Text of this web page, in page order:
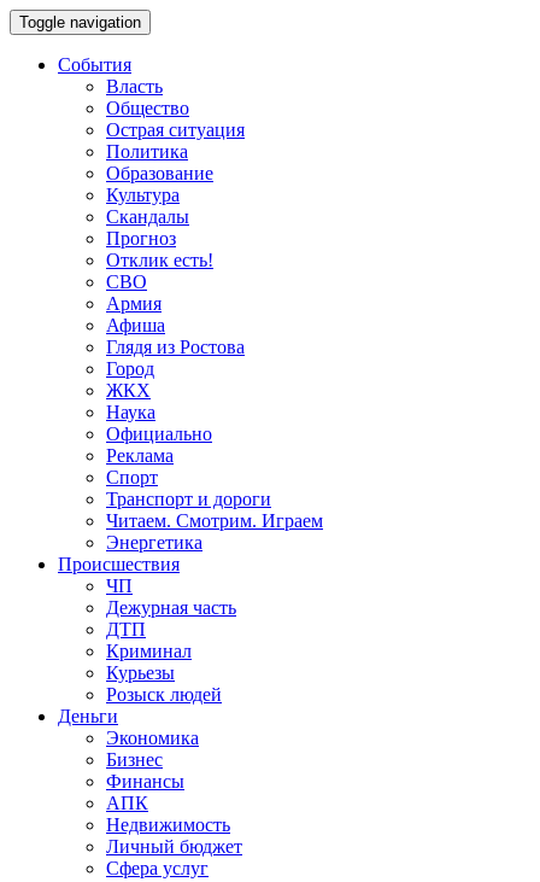
Toggle navigation
События
Власть
Общество
Острая ситуация
Политика
Образование
Культура
Скандалы
Прогноз
Отклик есть!
СВО
Армия
Афиша
Глядя из Ростова
Город
ЖКХ
Наука
Официально
Реклама
Спорт
Транспорт и дороги
Читаем. Смотрим. Играем
Энергетика
Происшествия
ЧП
Дежурная часть
ДТП
Криминал
Курьезы
Розыск людей
Деньги
Экономика
Бизнес
Финансы
АПК
Недвижимость
Личный бюджет
Сфера услуг